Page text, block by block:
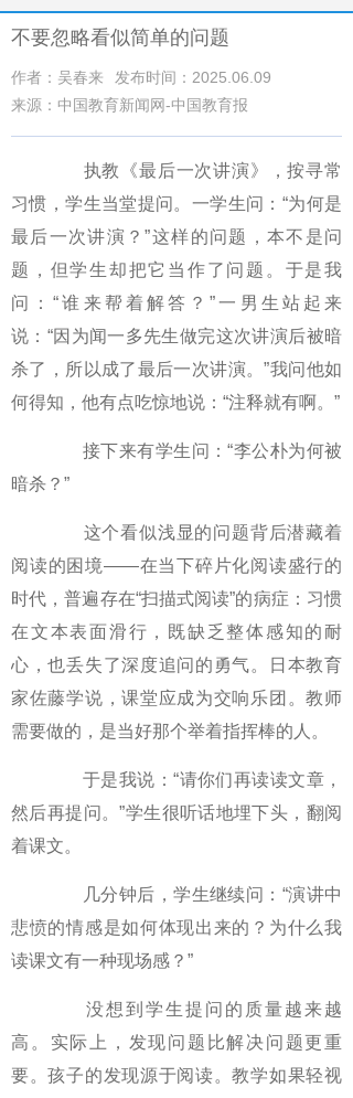
不要忽略看似简单的问题
作者：吴春来
发布时间：2025.06.09
来源：中国教育新闻网-中国教育报
执教《最后一次讲演》，按寻常
习惯，学生当堂提问。一学生问：“为何是
最后一次讲演？”这样的问题，本不是问
题，但学生却把它当作了问题。于是我
问：“谁来帮着解答？”一男生站起来
说：“因为闻一多先生做完这次讲演后被暗
杀了，所以成了最后一次讲演。”我问他如
何得知，他有点吃惊地说：“注释就有啊。”
接下来有学生问：“李公朴为何被
暗杀？”
这个看似浅显的问题背后潜藏着
阅读的困境——在当下碎片化阅读盛行的
时代，普遍存在“扫描式阅读”的病症：习惯
在文本表面滑行，既缺乏整体感知的耐
心，也丢失了深度追问的勇气。日本教育
家佐藤学说，课堂应成为交响乐团。教师
需要做的，是当好那个举着指挥棒的人。
于是我说：“请你们再读读文章，
然后再提问。”学生很听话地埋下头，翻阅
着课文。
几分钟后，学生继续问：“演讲中
悲愤的情感是如何体现出来的？为什么我
读课文有一种现场感？”
没想到学生提问的质量越来越
高。实际上，发现问题比解决问题更重
要。孩子的发现源于阅读。教学如果轻视